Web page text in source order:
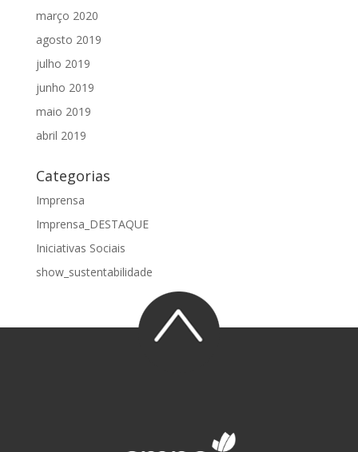
março 2020
agosto 2019
julho 2019
junho 2019
maio 2019
abril 2019
Categorias
Imprensa
Imprensa_DESTAQUE
Iniciativas Sociais
show_sustentabilidade